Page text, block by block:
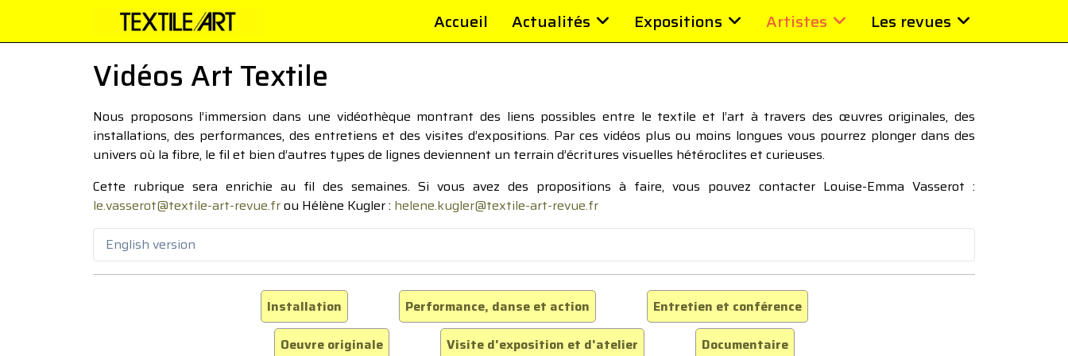
Accueil Actualités Expositions Artistes Les revues
Vidéos Art Textile
Nous proposons l’immersion dans une vidéothèque montrant des liens possibles entre le textile et l’art à travers des œuvres originales, des
installations, des performances, des entretiens et des visites d’expositions. Par ces vidéos plus ou moins longues vous pourrez plonger dans des
univers où la fibre, le fil et bien d’autres types de lignes deviennent un terrain d’écritures visuelles hétéroclites et curieuses.
Cette rubrique sera enrichie au fil des semaines. Si vous avez des propositions à faire, vous pouvez contacter Louise-Emma Vasserot :
le.vasserot@textile-art-revue.frou Hélène Kugler : helene.kugler@textile-art-revue.fr
English version
Installation Performance, danse et action
Entretien et conférence
Oeuvre originale
Visite d'exposition et d'atelier Documentaire